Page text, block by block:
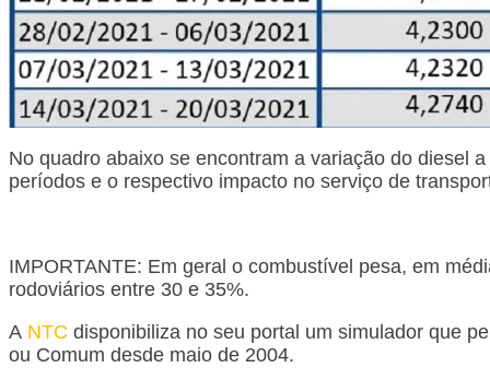
No quadro abaixo se encontram a variação do diesel
períodos e o respectivo impacto no serviço de
IMPORTANTE: Em geral o combustível pesa, em
rodoviários entre 30 e 35%.
A NTC disponibiliza no seu portal um simulador que
ou Comum desde maio de 2004.